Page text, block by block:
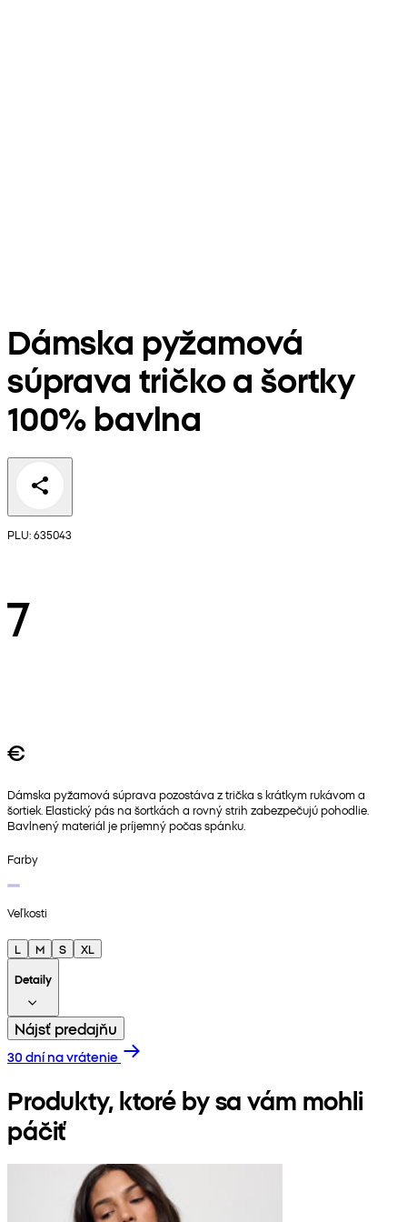
Dámska pyžamová
súprava tričko a šortky
100% bavlna
PLU: 635043
7
€
Dámska pyžamová súprava pozostáva z trička s krátkym rukávom a
šortiek. Elastický pás na šortkách a rovný strih zabezpečujú pohodlie.
Bavlnený materiál je príjemný počas spánku.
Farby
Veľkosti
L M S
XL
Detaily
Nájsť predajňu
30 dní na vrátenie
Produkty, ktoré by sa vám mohli
páčiť